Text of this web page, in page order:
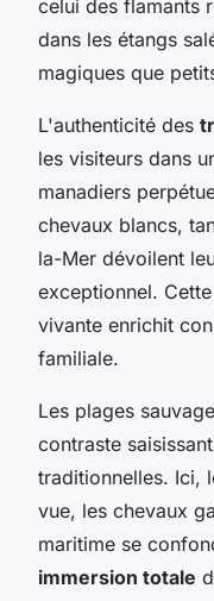
celui des flamants
dans les étangs
magiques que
L'authenticité des
les visiteurs dans
manadiers
chevaux blancs,
la-Mer dévoilent
exceptionnel.
vivante enrichit
familiale.
Les plages
contraste
traditionnelles. Ici,
vue, les chevaux
maritime se
immersion totale